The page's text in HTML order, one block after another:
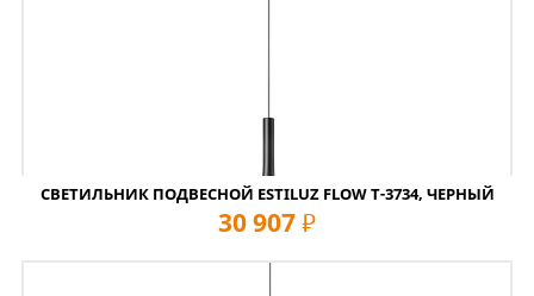
СВЕТИЛЬНИК ПОДВЕСНОЙ ESTILUZ FLOW T-3734, ЧЕРНЫЙ
30 907 руб